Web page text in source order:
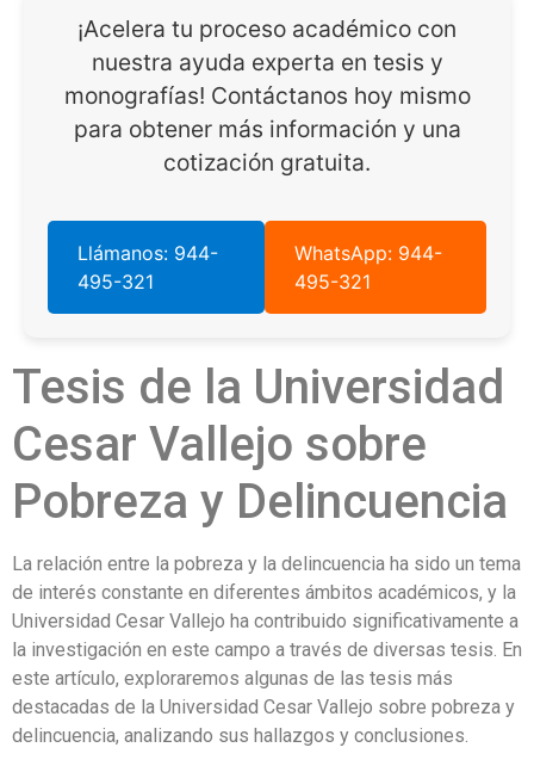
¡Acelera tu proceso académico con
nuestra ayuda experta en tesis y
monografías! Contáctanos hoy mismo
para obtener más información y una
cotización gratuita.
Llámanos: 944-
495-321
WhatsApp: 944-
495-321
Tesis de la Universidad
Cesar Vallejo sobre
Pobreza y Delincuencia
La relación entre la pobreza y la delincuencia ha sido un tema
de interés constante en diferentes ámbitos académicos, y la
Universidad Cesar Vallejo ha contribuido significativamente a
la investigación en este campo a través de diversas tesis. En
este artículo, exploraremos algunas de las tesis más
destacadas de la Universidad Cesar Vallejo sobre pobreza y
delincuencia, analizando sus hallazgos y conclusiones.